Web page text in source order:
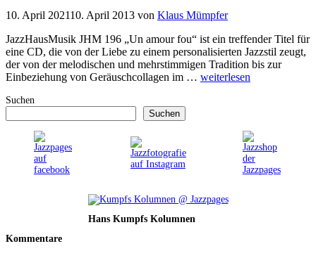
10. April 202110. April 2013 von Klaus Mümpfer
JazzHausMusik JHM 196 „Un amour fou“ ist ein treffender Titel für
eine CD, die von der Liebe zu einem personalisierten Jazzstil zeugt,
der von der melodischen und mehrstimmigen Tradition bis zur
Einbeziehung von Geräuschcollagen im … weiterlesen
Suchen
Suchen
Hans Kumpfs Kolumnen
Kommentare